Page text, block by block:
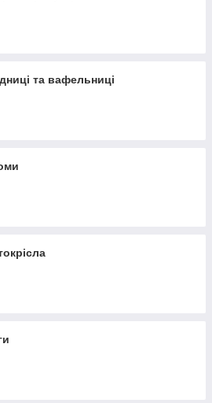
та вафельниці